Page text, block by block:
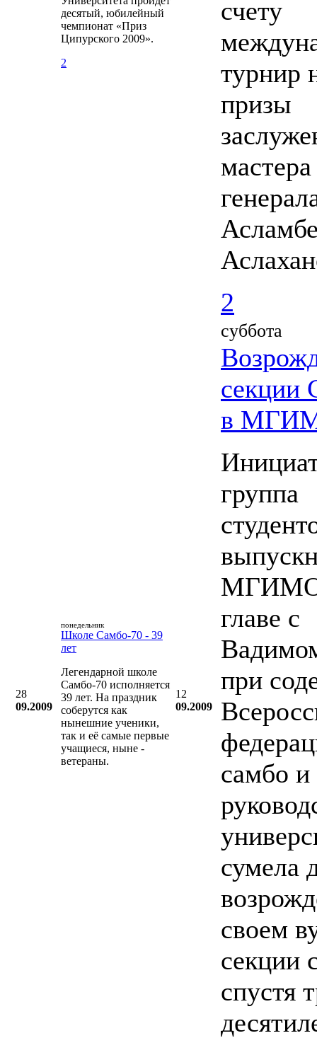
десятый, юбилейный
чемпионат «Приз
Ципурского 2009».
2
счету
турнир
призы
2
28
09.2009
понедельник
Школе Самбо-70 - 39
лет
Легендарной школе
Самбо-70 исполняется
39 лет. На праздник
соберутся как
нынешние ученики,
так и её самые первые
учащиеся, ныне -
ветераны.
12
09.2009
суббота
в
группа
главе с
при
самбо и
сумела
своем
секции
спустя